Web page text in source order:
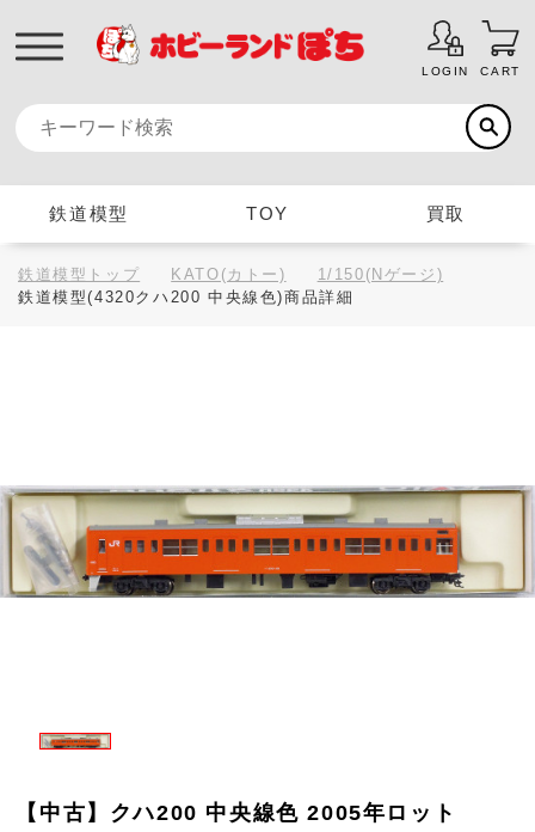
LOGIN CART
鉄道模型 TOY 買取
鉄道模型トップ KATO(カトー)
1/150(Nゲージ)
鉄道模型(4320クハ200 中央線色)商品詳細
【中古】クハ200 中央線色 2005年ロット